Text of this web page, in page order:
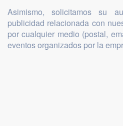
Asimismo, solicitamos su
publicidad relacionada con
por cualquier medio (postal,
eventos organizados por la